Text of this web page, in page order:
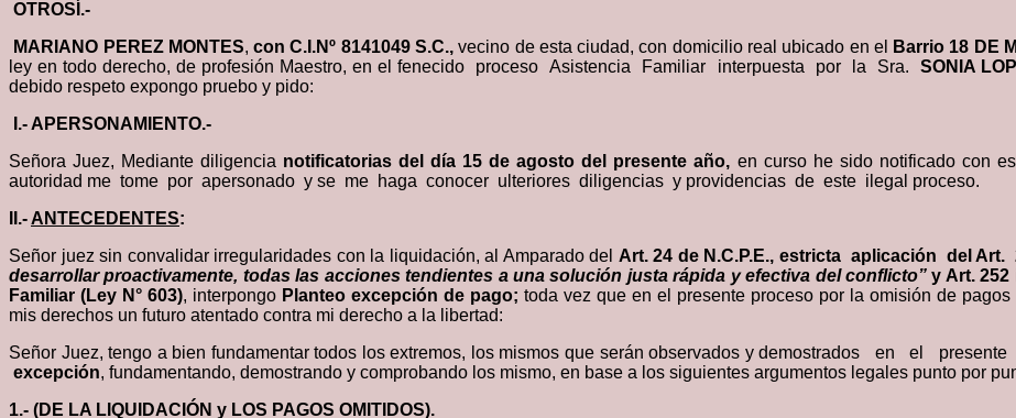
OTROSÍ.-
MARIANO PEREZ MONTES,con C.I.Nº 8141049 S.C.,vecino de esta ciudad, con domicilio real ubicado en el Barrio 18 DE
ley en todo derecho, de profesión Maestro, en el fenecido proceso Asistencia Familiar interpuesta por la Sra. SONIA
debido respeto expongo pruebo y pido:
.- APERSONAMIENTO.-
Señora Juez, Mediante diligencia notificatorias del día 15 de agosto del presente año, en curso he sido notificado con
autoridad me tome por apersonado y se me haga conocer ulteriores diligencias y providencias de este ilegal proceso.
.- A NTECEDENTES:
Señor juez sin convalidar irregularidades con la liquidación, al Amparado del Art. 24 de N.C.P.E., estricta aplicación del
desarrollar proactivamente, todas las acciones tendientes a una solución justa rápida y efectiva del conflicto”y Art.
Familiar (Ley N° 603), interpongo Planteo excepción de pago; toda vez que en el presente proceso por la omisión de
mis derechos un futuro atentado contra mi derecho a la libertad:
Señor Juez, tengo a bien fundamentar todos los extremos, los mismos que serán observados y demostrados en el
excepción, fundamentando, demostrando y comprobando los mismo, en base a los siguientes argumentos legales punto por
1.- (DE LA LIQUIDACIÓN y LOS PAGOS OMITIDOS).